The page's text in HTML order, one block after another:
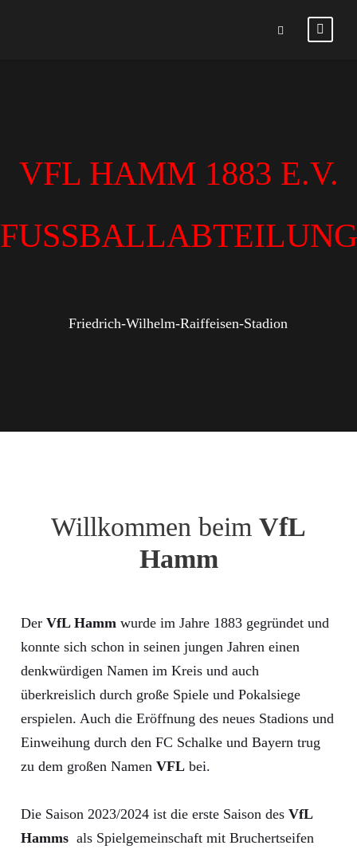
VFL HAMM 1883 E.V.
FUSSBALLABTEILUNG
Friedrich-Wilhelm-Raiffeisen-Stadion
Willkommen beim VfL
Hamm
Der VfL Hamm wurde im Jahre 1883 gegründet und
konnte sich schon in seinen jungen Jahren einen
denkwürdigen Namen im Kreis und auch
überkreislich durch große Spiele und Pokalsiege
erspielen. Auch die Eröffnung des neues Stadions und
Einweihung durch den FC Schalke und Bayern trug
zu dem großen Namen VFL bei.
Die Saison 2023/2024 ist die erste Saison des VfL
Hamms als Spielgemeinschaft mit Bruchertseifen